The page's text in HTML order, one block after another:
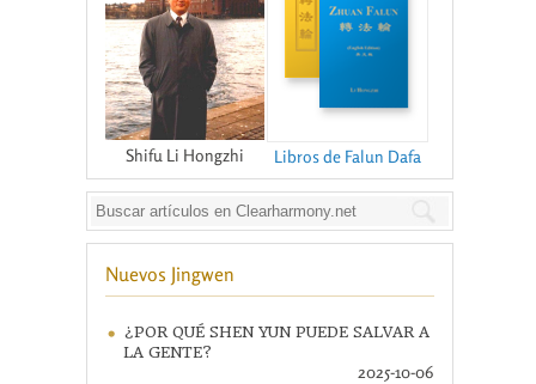
Shifu Li Hongzhi Libros de Falun Dafa
Nuevos Jingwen
¿POR QUÉ SHEN YUN PUEDE SALVAR A
LA GENTE?
2025-10-06